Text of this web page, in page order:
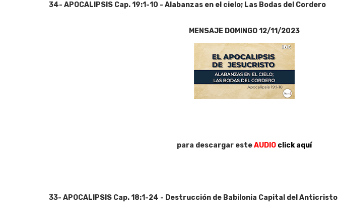
34- APOCALIPSIS Cap. 19:1-10 - Alabanzas en el cielo; Las Bodas del Cordero
MENSAJE DOMINGO 12/11/2023
para descargar esteAUDIO click aquí
33- APOCALIPSIS Cap. 18:1-24 - Destrucción de Babilonia Capital del Anticristo